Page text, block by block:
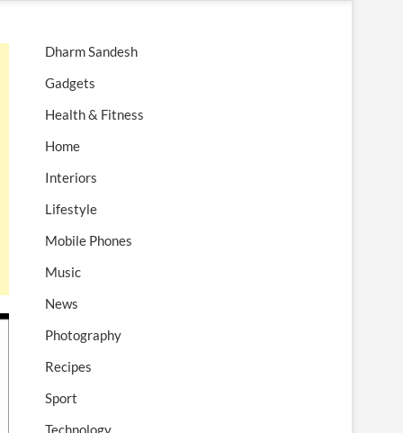
Dharm Sandesh
Gadgets
Health & Fitness
Home
Interiors
Lifestyle
Mobile Phones
Music
News
Photography
Recipes
Sport
Technology